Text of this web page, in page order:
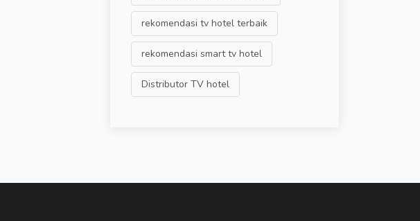
rekomendasi tv hotel terbaik
rekomendasi smart tv hotel
Distributor TV hotel